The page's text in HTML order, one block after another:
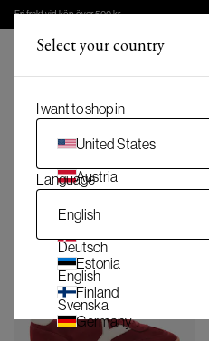
Fri frakt vid köp över 500 kr
Nyheter
Select your country
I want to shop in
United States
Austria
Belgium
Estonia
Finland
Germany
Language
English
Deutsch
English
Svenska